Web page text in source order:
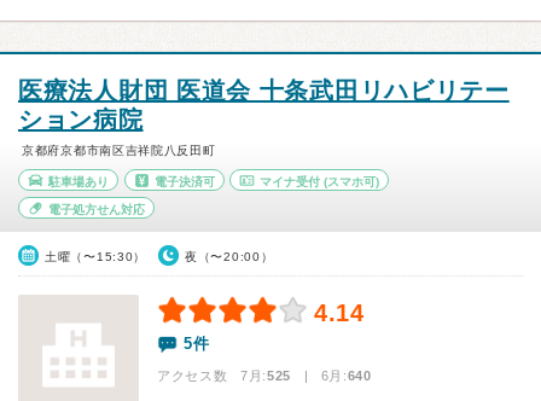
医療法人財団 医道会 十条武田リハビリテー
ション病院
京都府京都市南区吉祥院八反田町
駐車場あり 電子決済可 マイナ受付 (スマホ可)
電子処方せん対応
土曜（〜15:30） 夜（〜20:00）
4.14
5件
アクセス数 7月:525 | 6月:640